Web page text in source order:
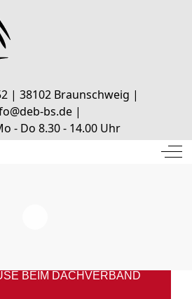
| 38102 Braunschweig |
bs.de |
- Do 8.30 - 14.00 Uhr
BEIM DACHVERBAND